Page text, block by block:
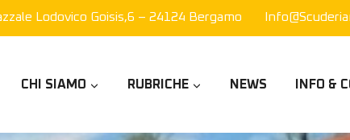
Lodovico Goisis,6 – 24124 Bergamo
CHI SIAMO RUBRICHE NEWS INFO &